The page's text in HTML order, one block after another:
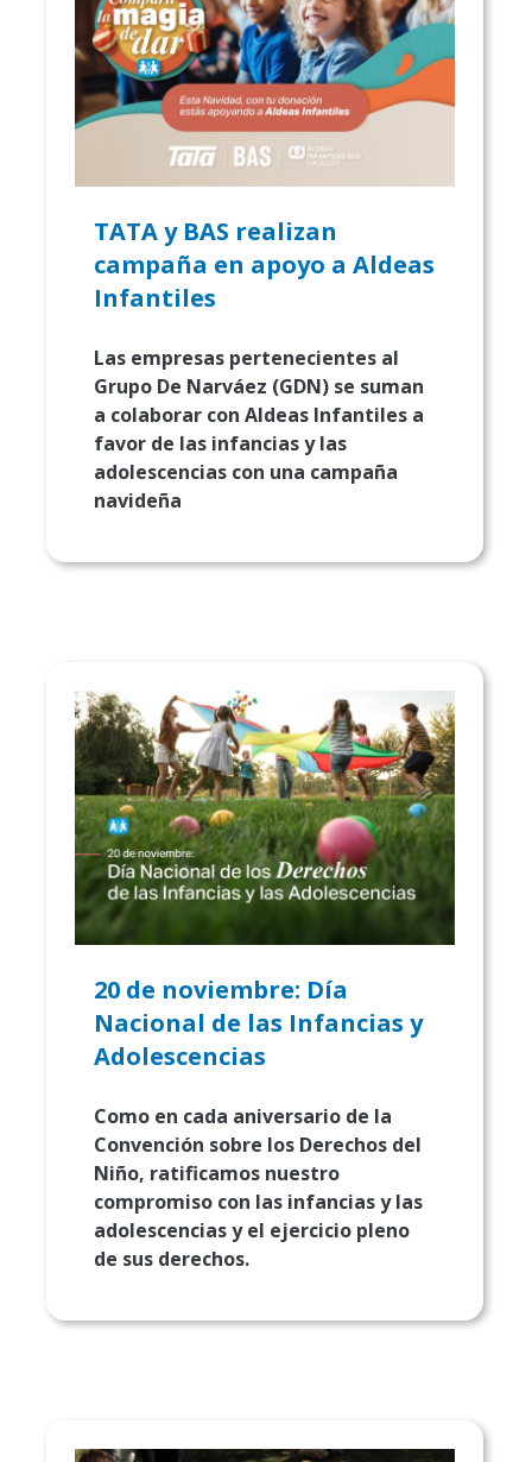
TATA y BAS realizan
campaña en apoyo a Aldeas
Infantiles
Las empresas pertenecientes al
Grupo De Narváez (GDN) se suman
a colaborar con Aldeas Infantiles a
favor de las infancias y las
adolescencias con una campaña
navideña
20 de noviembre: Día
Nacional de las Infancias y
Adolescencias
Como en cada aniversario de la
Convención sobre los Derechos del
Niño, ratificamos nuestro
compromiso con las infancias y las
adolescencias y el ejercicio pleno
de sus derechos.